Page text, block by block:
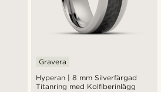
Hyperan | 8 mm Silverfärgad
Titanring med Kolfiberinlägg
Gravera